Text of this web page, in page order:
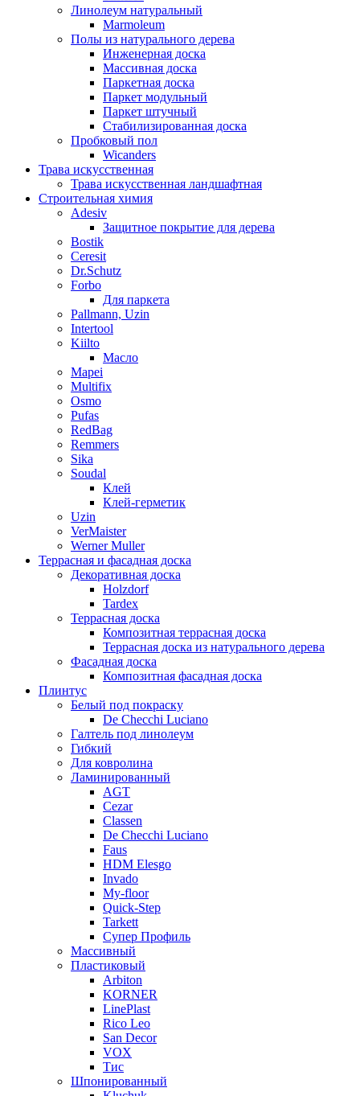
Линолеум натуральный
Marmoleum
Полы из натурального дерева
Инженерная доска
Массивная доска
Паркетная доска
Паркет модульный
Паркет штучный
Стабилизированная доска
Пробковый пол
Wicanders
Трава искусственная
Трава искусственная ландшафтная
Строительная химия
Adesiv
Защитное покрытие для дерева
Bostik
Ceresit
Dr.Schutz
Forbo
Для паркета
Pallmann, Uzin
Intertool
Kiilto
Масло
Mapei
Multifix
Osmo
Pufas
RedBag
Remmers
Sika
Soudal
Клей
Клей-герметик
Uzin
VerMaister
Werner Muller
Террасная и фасадная доска
Декоративная доска
Holzdorf
Tardex
Террасная доска
Композитная террасная доска
Террасная доска из натурального дерева
Фасадная доска
Композитная фасадная доска
Плинтус
Белый под покраску
De Checchi Luciano
Галтель под линолеум
Гибкий
Для ковролина
Ламинированный
AGT
Cezar
Classen
De Checchi Luciano
Faus
HDM Elesgo
Invado
My-floor
Quick-Step
Tarkett
Супер Профиль
Массивный
Пластиковый
Arbiton
KORNER
LinePlast
Rico Leo
San Decor
VOX
Тис
Шпонированный